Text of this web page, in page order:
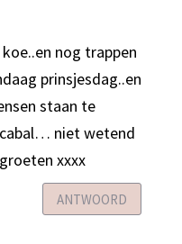
nog trappen
prinsjesdag..en
staan te
niet wetend
xxxx
ANTWOORD